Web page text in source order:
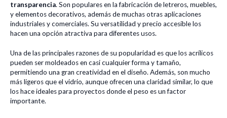
transparencia. Son populares en la fabricación de letreros, muebles,
y elementos decorativos, además de muchas otras aplicaciones
industriales y comerciales. Su versatilidad y precio accesible los
hacen una opción atractiva para diferentes usos.
Una de las principales razones de su popularidad es que los acrílicos
pueden ser moldeados en casi cualquier forma y tamaño,
permitiendo una gran creatividad en el diseño. Además, son mucho
más ligeros que el vidrio, aunque ofrecen una claridad similar, lo que
los hace ideales para proyectos donde el peso es un factor
importante.